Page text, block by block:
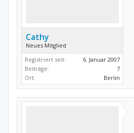
Cathy
Neues Mitglied
Registriert seit:
6. Januar 2007
Beiträge:
7
Ort:
Berlin